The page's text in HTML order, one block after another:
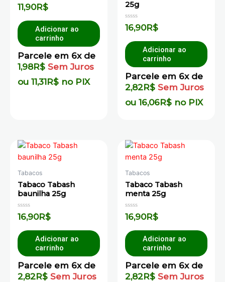
Avaliação
0
5
11,90R$
Adicionar ao
carrinho
Parcele em 6x de
1,98R$ Sem Juros
ou 11,31R$ no PIX
25g
Avaliação
0
5
16,90R$
Adicionar ao
carrinho
Parcele em 6x de
2,82R$ Sem Juros
ou 16,06R$ no PIX
Tabacos
Tabaco Tabash
baunilha 25g
Avaliação
0
5
16,90R$
Adicionar ao
carrinho
Parcele em 6x de
2,82R$ Sem Juros
Tabacos
Tabaco Tabash
menta 25g
Avaliação
0
5
16,90R$
Adicionar ao
carrinho
Parcele em 6x de
2,82R$ Sem Juros